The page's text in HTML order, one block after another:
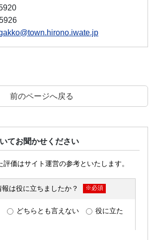
前のページへ戻る
てお聞かせください